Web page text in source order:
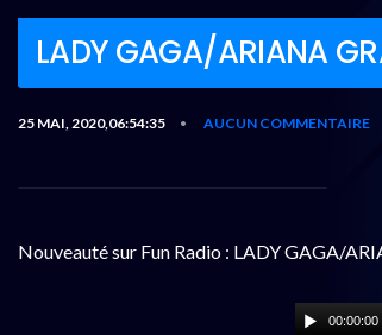
LADY GAGA/ARIANA
25 MAI, 2020,06:54:35 • AUCUN COMMENTAIRE
Nouveauté sur Fun Radio : LADY GAGA/
00:00:00